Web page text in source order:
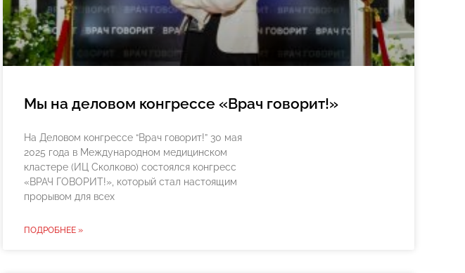
Мы на деловом конгрессе «Врач говорит!»
На Деловом конгрессе “Врач говорит!” 30 мая
2025 года в Международном медицинском
кластере (ИЦ Сколково) состоялся конгресс
«ВРАЧ ГОВОРИТ!», который стал настоящим
прорывом для всех
ПОДРОБНЕЕ »